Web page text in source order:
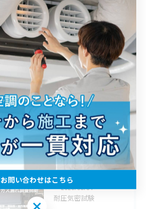
ビルトイン
エアコン
配管
最近の投稿 RECENT POSTS
2026/08/04
【自宅エアコン ガス漏れ修理の一連の流れ】
2026/08/04
耐圧気密試験
お問い合わせはこちら
お問い合わせはこちら